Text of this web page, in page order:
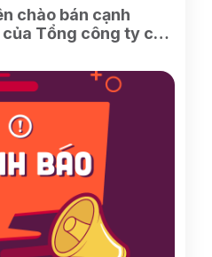
chào bán cạnh
Tổng công ty cổ